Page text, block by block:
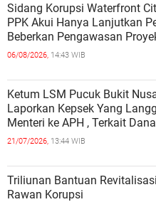
Sidang Korupsi Waterfront
PPK Akui Hanya Lanjutkan
Beberkan Pengawasan
06/08/2026, 14:43 WIB
Ketum LSM Pucuk Bukit
Laporkan Kepsek Yang
Menteri ke APH , Terkait Dana Revitalisasi
Sekolah
21/07/2026, 13:44 WIB
Triliunan Bantuan
Rawan Korupsi